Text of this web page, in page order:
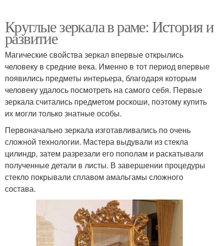
Круглые зеркала в раме: История и
развитие
Магические свойства зеркал впервые открылись
человеку в средние века. Именно в тот период впервые
появились предметы интерьера, благодаря которым
человеку удалось посмотреть на самого себя. Первые
зеркала считались предметом роскоши, поэтому купить
их могли только знатные особы.
Первоначально зеркала изготавливались по очень
сложной технологии. Мастера выдували из стекла
цилиндр, затем разрезали его пополам и раскатывали
полученные детали в листы. В завершении процедуры
стекло покрывали сплавом амальгамы сложного
состава.